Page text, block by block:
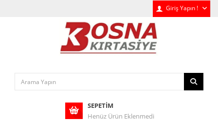
Giriş Yapın !
SEPETIM
Henüz Ürün Eklenmedi